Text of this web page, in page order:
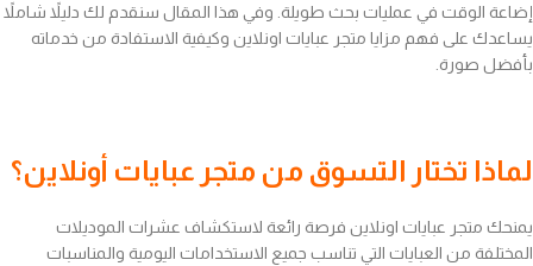
إضاعة الوقت في عمليات بحث طويلة. وفي هذا المقال سنقدم لك دليلاً شاملاً
يساعدك على فهم مزايا متجر عبايات اونلاين وكيفية الاستفادة من خدماته
بأفضل صورة.
لماذا تختار التسوق من متجر عبايات أونلاين؟
يمنحك متجر عبايات اونلاين فرصة رائعة لاستكشاف عشرات الموديلات
المختلفة من العبايات التي تناسب جميع الاستخدامات اليومية والمناسبات